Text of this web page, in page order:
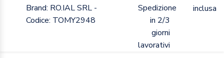
Brand: RO.IAL SRL -
Codice: TOMY2948
Spedizione
in 2/3
giorni
lavorativi
inclusa